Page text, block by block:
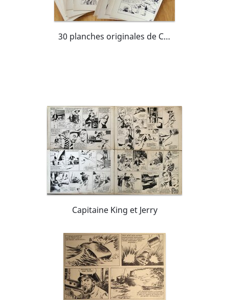
30 planches originales de CAPITAINE TORNADE par CLAUDE HENRI JUILLARD
Capitaine King et Jerry